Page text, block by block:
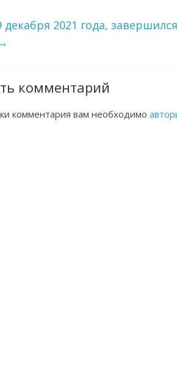
декабря 2021 года,
комментарий
комментария вам необходимо